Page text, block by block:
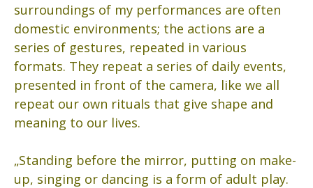
surroundings of my performances are often
domestic environments; the actions are a
series of gestures, repeated in various
formats. They repeat a series of daily events,
presented in front of the camera, like we all
repeat our own rituals that give shape and
meaning to our lives.
„Standing before the mirror, putting on make-
up, singing or dancing is a form of adult play.